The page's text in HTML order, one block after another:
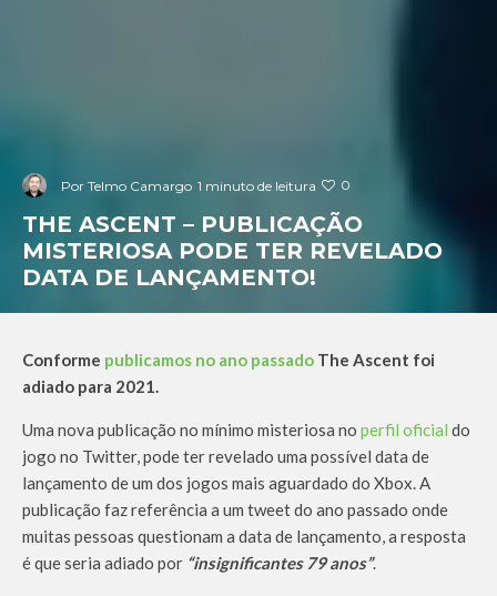
Por Telmo Camargo 1 minuto de leitura 0
THE ASCENT – PUBLICAÇÃO
MISTERIOSA PODE TER REVELADO
DATA DE LANÇAMENTO!
Conforme publicamos no ano passado The Ascent foi
adiado para 2021.
Uma nova publicação no mínimo misteriosa no perfil oficial do
jogo no Twitter, pode ter revelado uma possível data de
lançamento de um dos jogos mais aguardado do Xbox. A
publicação faz referência a um tweet do ano passado onde
muitas pessoas questionam a data de lançamento, a resposta
é que seria adiado por “insignificantes 79 anos”.